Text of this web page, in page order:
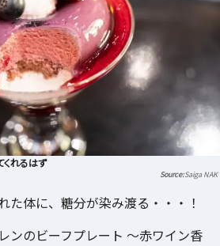
れるはず
Saiga NAK
た体に、糖分が染み渡る・・・！
ンのビーフプレート ～赤ワイン香